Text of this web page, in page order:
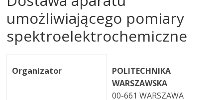
umożliwiającego pomiary
spektroelektrochemiczne
Organizator
POLITECHNIKA
WARSZAWSKA
00-661 WARSZAWA